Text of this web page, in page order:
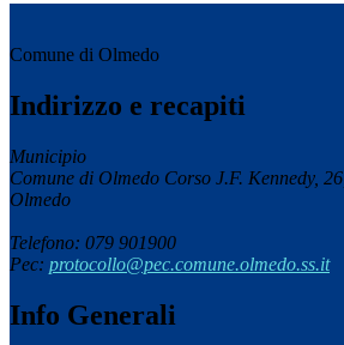
Comune di Olmedo
Indirizzo e recapiti
Municipio
Comune di Olmedo Corso J.F. Kennedy, 26,
Olmedo
Telefono: 079 901900
Pec: protocollo@pec.comune.olmedo.ss.it
Info Generali